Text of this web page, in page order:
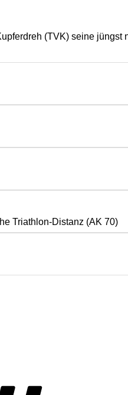
(TVK) seine
Triathlon-Distanz (AK 70)